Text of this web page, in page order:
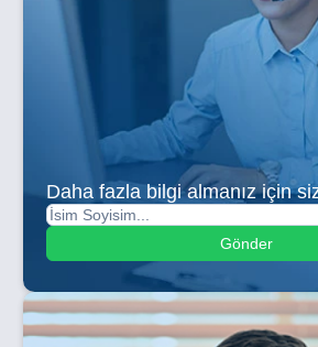
Daha fazla bilgi almanız için
Gönder